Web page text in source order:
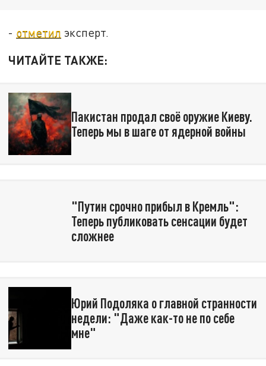
- отметил эксперт.
ЧИТАЙТЕ ТАКЖЕ:
Пакистан продал своё оружие Киеву.
Теперь мы в шаге от ядерной войны
"Путин срочно прибыл в Кремль":
Теперь публиковать сенсации будет
сложнее
Юрий Подоляка о главной странности
недели: "Даже как-то не по себе
мне"